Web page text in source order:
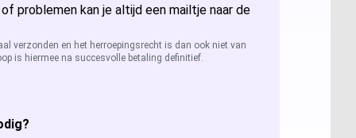
2019 Professional
2016 Professional
2025
2022
Server 2022
Server 2019
problemen kan je altijd een mailtje naar de
verzonden en het herroepingsrecht is dan ook niet van
is hiermee na succesvolle betaling definitief.